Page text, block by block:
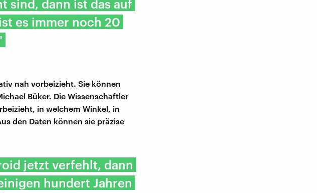
sind, dann ist das auf
es immer noch 20
nah vorbeizieht. Sie können
Büker. Die Wissenschaftler
in welchem Winkel, in
den Daten können sie präzise
jetzt verfehlt, dann
hundert Jahren